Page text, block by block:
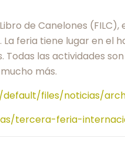
de Canelones
feria tiene lugar en
Todas las actividades
más.
files/noticias/
tercera-feria-